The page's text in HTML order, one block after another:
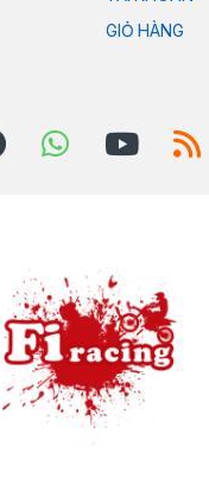
GIỎ HÀNG